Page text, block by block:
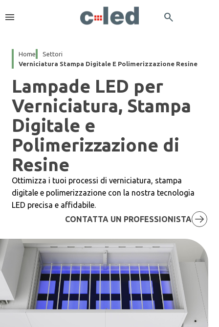
menu search
Home
Settori
Verniciatura Stampa Digitale E Polimerizzazione Resine
Lampade LED per
Verniciatura, Stampa
Digitale e
Polimerizzazione di
Resine
Ottimizza i tuoi processi di verniciatura, stampa
digitale e polimerizzazione con la nostra tecnologia
LED precisa e affidabile.
CONTATTA UN PROFESSIONISTA